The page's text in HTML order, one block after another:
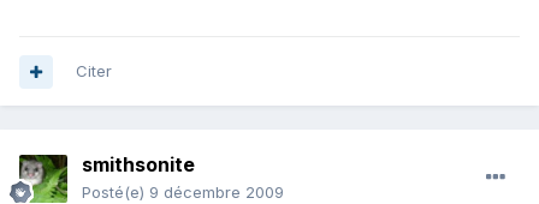
Citer
smithsonite
Posté(e) 9 décembre 2009